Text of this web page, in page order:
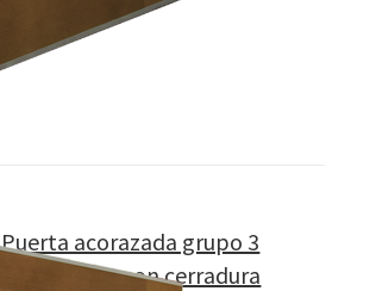
Puerta acorazada grupo 3
Modelo 320 con cerradura